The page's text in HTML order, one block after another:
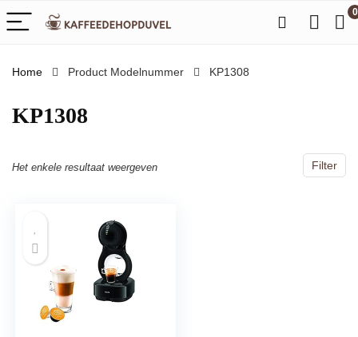
0
Home Product Modelnummer ‎KP1308
‎KP1308
Filter
Het enkele resultaat weergeven